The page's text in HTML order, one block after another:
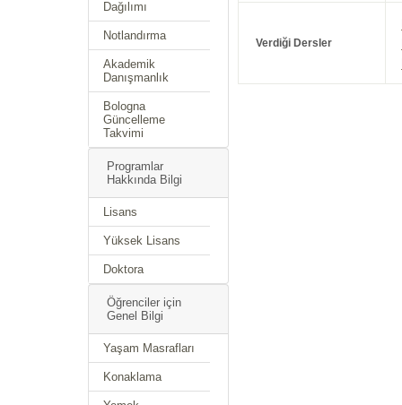
Dağılımı
Notlandırma
Akademik
Danışmanlık
Bologna
Güncelleme
Takvimi
Programlar
Hakkında Bilgi
Lisans
Yüksek Lisans
Doktora
Öğrenciler için
Genel Bilgi
Yaşam Masrafları
Konaklama
Verdiği Dersler